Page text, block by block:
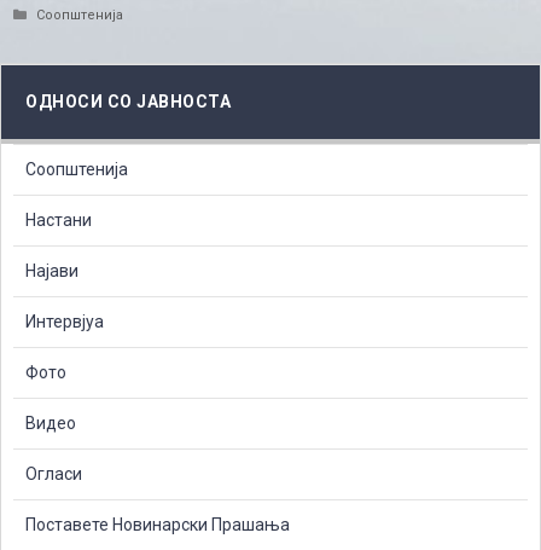
Categories
Соопштенија
ОДНОСИ СО ЈАВНОСТА
Соопштенија
Настани
Најави
Интервјуа
Фото
Видео
Огласи
Поставете Новинарски Прашања